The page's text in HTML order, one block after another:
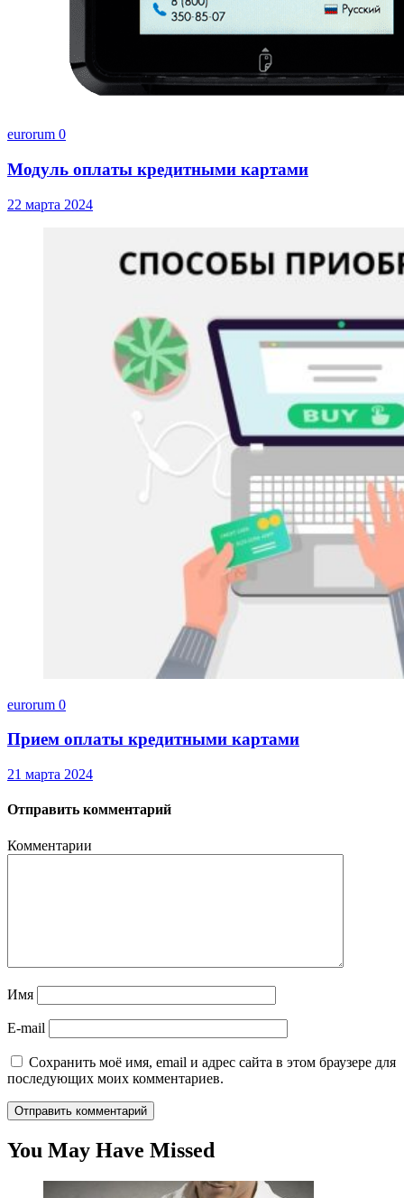
eurorum 0
Модуль оплаты кредитными картами
22 марта 2024
eurorum 0
Прием оплаты кредитными картами
21 марта 2024
Отправить комментарий
Комментарии
Имя
E-mail
Сохранить моё имя, email и адрес сайта в этом браузере для
последующих моих комментариев.
You May Have Missed